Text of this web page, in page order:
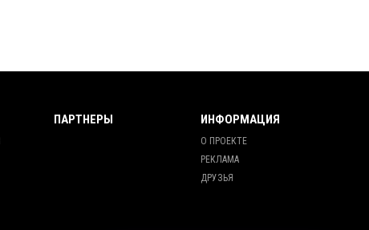
ПАРТНЕРЫ ИНФОРМАЦИЯ
О ПРОЕКТЕ
РЕКЛАМА
ДРУЗЬЯ